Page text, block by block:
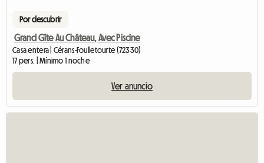
Por descubrir
Grand Gîte Au Château, Avec Piscine
Casa entera | Cérans-Foulletourte (72330)
17 pers. | Mínimo 1 noche
Ver anuncio